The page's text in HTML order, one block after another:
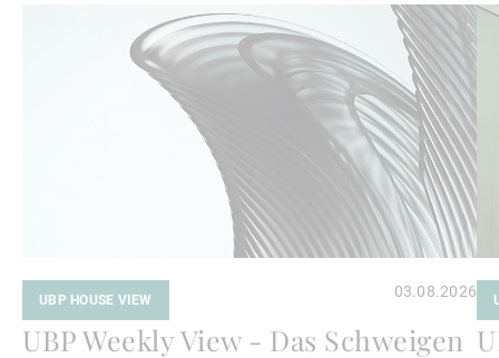
UBP HOUSE VIEW 03.08.2026
UBP Weekly View - Das Schweigen